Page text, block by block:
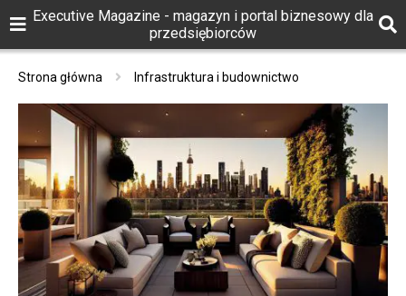
Executive Magazine - magazyn i portal biznesowy dla
przedsiębiorców
Strona główna Infrastruktura i budownictwo